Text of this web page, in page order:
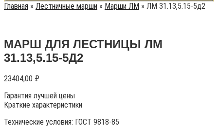
Главная » Лестничные марши » Марши ЛМ » ЛМ 31.13,5.15-5д2
МАРШ ДЛЯ ЛЕСТНИЦЫ ЛМ
31.13,5.15-5Д2
23404,00 ₽
Гарантия лучшей цены
Краткие характеристики
Технические условия: ГОСТ 9818-85